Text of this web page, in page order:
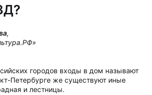
,
городов входы в дом называют
Петербурге же существуют иные
и лестницы.